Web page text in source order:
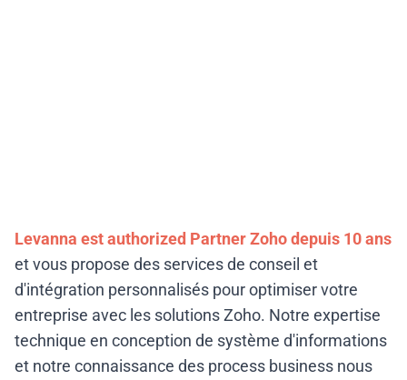
Levanna est authorized Partner Zoho depuis 10 ans
et vous propose des services de conseil et
d'intégration personnalisés pour optimiser votre
entreprise avec les solutions Zoho. Notre expertise
technique en conception de système d'informations
et notre connaissance des process business nous